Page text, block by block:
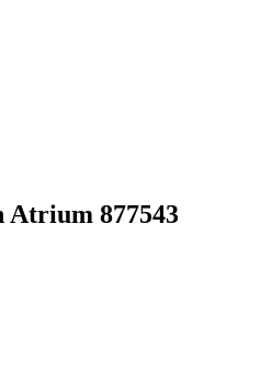
Atrium 877543